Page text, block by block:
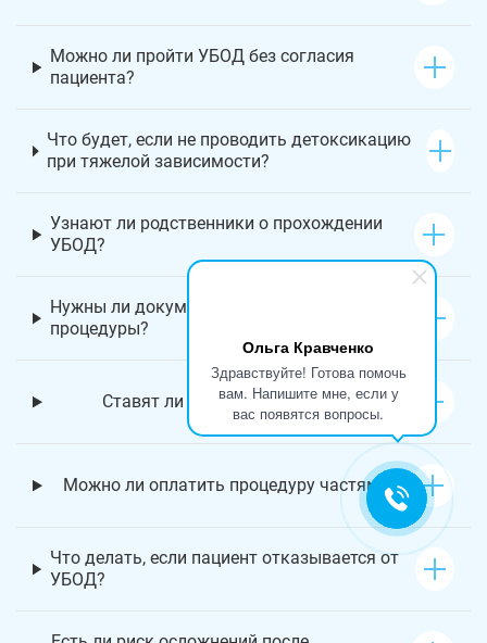
Ольга Кравченко
Здравствуйте! Готова помочь
вам. Напишите мне, если у
вас появятся вопросы.
Можно ли пройти УБОД без согласия
пациента?
Что будет, если не проводить детоксикацию
при тяжелой зависимости?
Узнают ли родственники о прохождении
УБОД?
Нужны ли документы для проведения
процедуры?
Ставят ли на учет после УБОД?
Можно ли оплатить процедуру частями?
Что делать, если пациент отказывается от
УБОД?